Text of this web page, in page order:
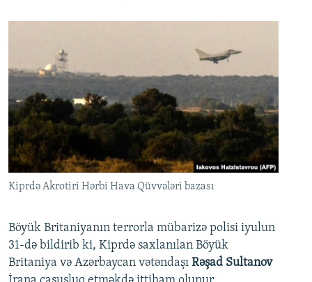
Kiprdə Akrotiri Hərbi Hava Qüvvələri bazası
Böyük Britaniyanın terrorla mübarizə polisi iyulun
31-də bildirib ki, Kiprdə saxlanılan Böyük
Britaniya və Azərbaycan vətəndaşı Rəşad Sultanov